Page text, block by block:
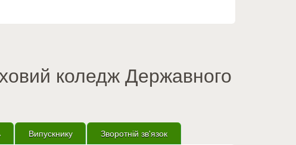
коледж Державного
Випускнику Зворотній зв'язок